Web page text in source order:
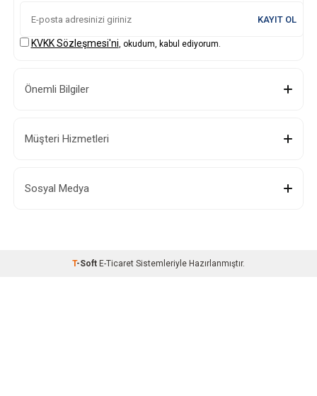
KAYIT OL
KVKK Sözleşmesi'ni, okudum, kabul ediyorum.
Önemli Bilgiler
Müşteri Hizmetleri
Sosyal Medya
T-Soft E-Ticaret Sistemleriyle Hazırlanmıştır.